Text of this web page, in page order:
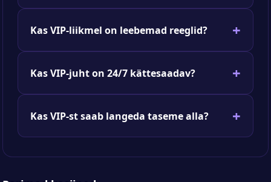
Kas VIP-liikmel on leebemad reeglid?
Kas VIP-juht on 24/7 kättesaadav?
Kas VIP-st saab langeda taseme alla?